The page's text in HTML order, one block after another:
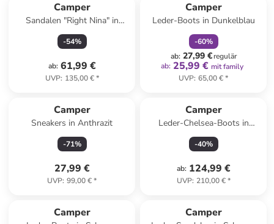
Camper
Sandalen "Right Nina" in
Creme
-54%
ab: 61,99 €
UVP: 135,00 €*
Camper
Leder-Boots in Dunkelblau
-60%
ab: 27,99 €regulär
ab: 25,99 € mit family
UVP: 65,00 €*
Camper
Sneakers in Anthrazit
-71%
27,99 €
UVP: 99,00 €*
Camper
Leder-Chelsea-Boots in
Schwarz
-40%
ab: 124,99 €
UVP: 210,00 €*
Camper Camper